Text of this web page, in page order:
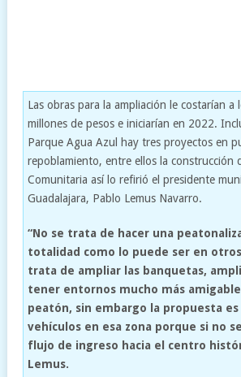
Las obras para la ampliación le costarían a
millones de pesos e iniciarían en 2022.
Parque Agua Azul hay tres proyectos en
repoblamiento, entre ellos la construcción
Comunitaria así lo refirió el presidente
Guadalajara, Pablo Lemus Navarro.
“No se trata de hacer una
totalidad como lo puede ser en
trata de ampliar las banquetas,
tener entornos mucho más
peatón, sin embargo la propuesta
vehículos en esa zona porque si no
flujo de ingreso hacia el centro
Lemus.